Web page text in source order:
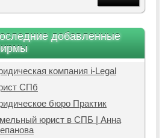
добавленные
компания i-Legal
СПб
бюро Практик
юрист в СПБ | Анна